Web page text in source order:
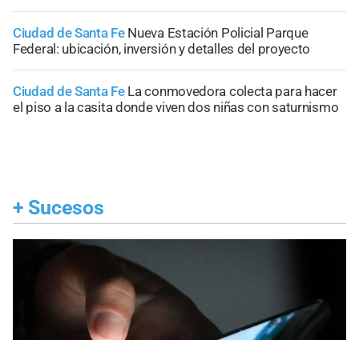
Ciudad de Santa Fe Nueva Estación Policial Parque
Federal: ubicación, inversión y detalles del proyecto
Ciudad de Santa Fe La conmovedora colecta para hacer
el piso a la casita donde viven dos niñas con saturnismo
+ Sucesos